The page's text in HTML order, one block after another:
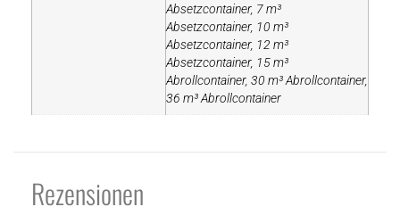
Absetzcontainer, 7 m³
Absetzcontainer, 10 m³
Absetzcontainer, 12 m³
Absetzcontainer, 15 m³
Abrollcontainer, 30 m³ Abrollcontainer,
36 m³ Abrollcontainer
Rezensionen